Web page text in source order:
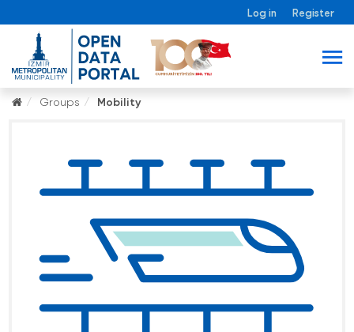
Log in Register
Groups Mobility